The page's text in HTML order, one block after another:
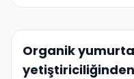
Organik